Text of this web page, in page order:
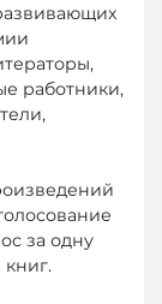
работники,
за одну